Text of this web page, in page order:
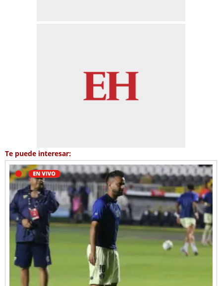
Te puede interesar: